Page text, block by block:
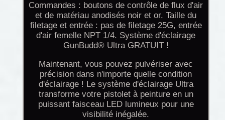
Commandes : boutons de contrôle de flux d'air
et de matériau anodisés noir et or. Taille du
filetage et entrée : pas de filetage 25G, entrée
d'air femelle NPT 1/4. Système d'éclairage
GunBudd® Ultra GRATUIT !
Maintenant, vous pouvez pulvériser avec
précision dans n'importe quelle condition
d'éclairage ! Le système d'éclairage Ultra
transforme votre pistolet à peinture en un
puissant faisceau LED lumineux pour une
visibilité inégalée.